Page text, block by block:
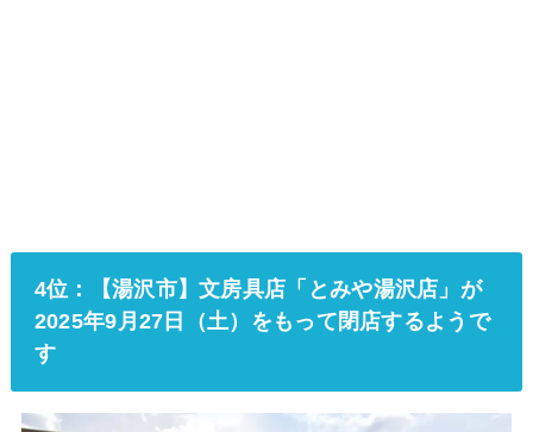
4位：【湯沢市】文房具店「とみや湯沢店」が
2025年9月27日（土）をもって閉店するようで
す